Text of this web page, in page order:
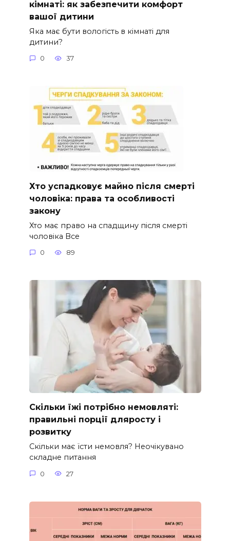
кімнаті: як забезпечити комфорт
вашої дитини
Яка має бути вологість в кімнаті для
дитини?
0 37
Хто успадковує майно після смерті
чоловіка: права та особливості
закону
Хто має право на спадщину після смерті
чоловіка Все
0 89
Скільки їжі потрібно немовляті:
правильні порції дляросту і
розвитку
Скільки має їсти немовля? Неочікувано
складне питання
0 27